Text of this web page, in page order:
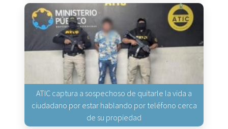
ATIC captura a sospechoso de quitarle la vida a
ciudadano por estar hablando por teléfono cerca
de su propiedad